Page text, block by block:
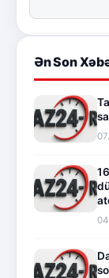
Ən Son